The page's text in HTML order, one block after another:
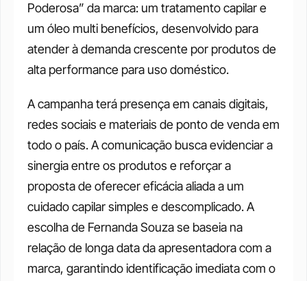
Poderosa” da marca: um tratamento capilar e
um óleo multi benefícios, desenvolvido para
atender à demanda crescente por produtos de
alta performance para uso doméstico.
A campanha terá presença em canais digitais,
redes sociais e materiais de ponto de venda em
todo o país. A comunicação busca evidenciar a
sinergia entre os produtos e reforçar a
proposta de oferecer eficácia aliada a um
cuidado capilar simples e descomplicado. A
escolha de Fernanda Souza se baseia na
relação de longa data da apresentadora com a
marca, garantindo identificação imediata com o